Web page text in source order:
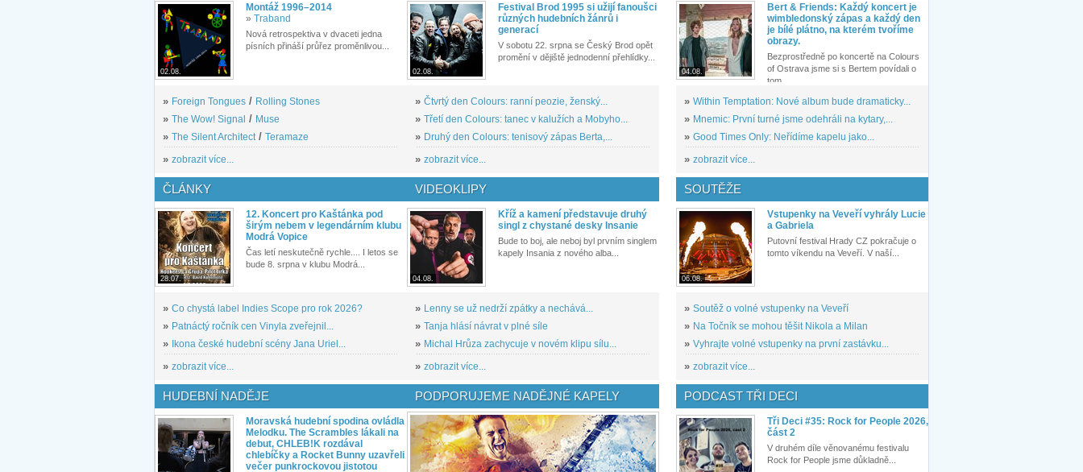
02.08.
Montáž 1996–2014
» Traband
Nová retrospektiva v dvaceti jedna
písních přináší průřez proměnlivou...
» Foreign Tongues / Rolling Stones
» The Wow! Signal / Muse
» The Silent Architect / Teramaze
» zobrazit více...
02.08.
Festival Brod 1995 si užijí fanoušci
různých hudebních žánrů i
generací
V sobotu 22. srpna se Český Brod opět
promění v dějiště jednodenní přehlídky...
» Čtvrtý den Colours: ranní peozie, ženský...
» Třetí den Colours: tanec v kalužích a Mobyho...
» Druhý den Colours: tenisový zápas Berta,...
» zobrazit více...
04.08.
Bert & Friends: Každý koncert je
wimbledonský zápas a každý den
je bílé plátno, na kterém tvoříme
obrazy.
Bezprostředně po koncertě na Colours
of Ostrava jsme si s Bertem povídali o
tom,...
» Within Temptation: Nové album bude dramaticky...
» Mnemic: První turné jsme odehráli na kytary,...
» Good Times Only: Neřídíme kapelu jako...
» zobrazit více...
ČLÁNKY
28.07.
12. Koncert pro Kaštánka pod
širým nebem v legendárním klubu
Modrá Vopice
Čas letí neskutečně rychle.... I letos se
bude 8. srpna v klubu Modrá...
» Co chystá label Indies Scope pro rok 2026?
» Patnáctý ročník cen Vinyla zveřejnil...
»
Ikona české hudební scény Jana Uriel...
» zobrazit více...
VIDEOKLIPY
04.08.
Kříž a kamení představuje druhý
singl z chystané desky Insanie
Bude to boj, ale neboj byl prvním singlem
kapely Insania z nového alba...
» Lenny se už nedrží zpátky a nechává...
» Tanja hlásí návrat v plné síle
» Michal Hrůza zachycuje v novém klipu sílu...
» zobrazit více...
SOUTĚŽE
06.08.
Vstupenky na Veveří vyhrály Lucie
a Gabriela
Putovní festival Hrady CZ pokračuje o
tomto víkendu na Veveří. V naší...
» Soutěž o volné vstupenky na Veveří
» Na Točník se mohou těšit Nikola a Milan
» Vyhrajte volné vstupenky na první zastávku...
» zobrazit více...
HUDEBNÍ NADĚJE
Moravská hudební spodina ovládla
Melodku. The Scrambles lákali na
debut, CHLEB!K rozdával
chlebíčky a Rocket Bunny uzavřeli
večer punkrockovou jistotou
PODPORUJEME NADĚJNÉ KAPELY PODCAST TŘI DECI
Tři Deci #35: Rock for People 2026,
část 2
V druhém díle věnovanému festivalu
Rock for People jsme důkladně...